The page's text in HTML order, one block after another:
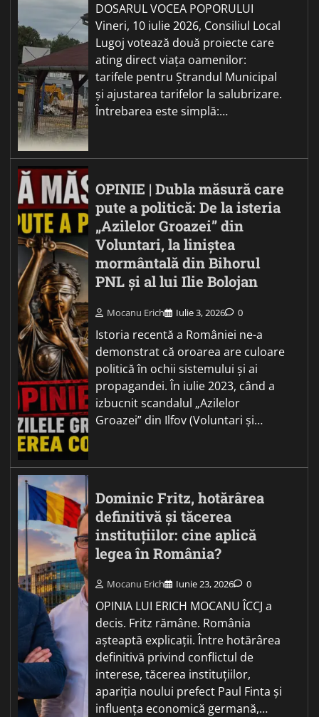
DOSARUL VOCEA POPORULUI
Vineri, 10 iulie 2026, Consiliul Local
Lugoj votează două proiecte care
ating direct viața oamenilor:
tarifele pentru Ștrandul Municipal
și ajustarea tarifelor la salubrizare.
Întrebarea este simplă:…
OPINIE | Dubla măsură care
pute a politică: De la isteria
„Azilelor Groazei” din
Voluntari, la liniștea
mormântală din Bihorul
PNL și al lui Ilie Bolojan
Mocanu Erich Iulie 3, 2026 0
Istoria recentă a României ne-a
demonstrat că oroarea are culoare
politică în ochii sistemului și ai
propagandei. În iulie 2023, când a
izbucnit scandalul „Azilelor
Groazei” din Ilfov (Voluntari și…
Dominic Fritz, hotărârea
definitivă și tăcerea
instituțiilor: cine aplică
legea în România?
Mocanu Erich Iunie 23, 2026 0
OPINIA LUI ERICH MOCANU ÎCCJ a
decis. Fritz rămâne. România
așteaptă explicații. Între hotărârea
definitivă privind conflictul de
interese, tăcerea instituțiilor,
apariția noului prefect Paul Finta și
influența economică germană,…